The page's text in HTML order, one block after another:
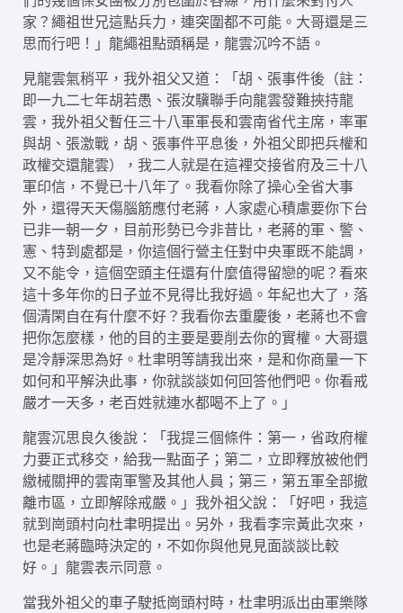
家？繩祖世兄這點兵力，連突圍都不可能。大哥還是三
思而行吧！」龍繩祖點頭稱是，龍雲沉吟不語。
見龍雲氣稍平，我外祖父又道：「胡、張事件後（註：
即一九二七年胡若愚、張汝驥聯手向龍雲發難挾持龍
雲，我外祖父暫任三十八軍軍長和雲南省代主席，率軍
與胡、張激戰，胡、張事件平息後，外祖父即把兵權和
政權交還龍雲），我二人就是在這裡交接省府及三十八
軍印信，不覺已十八年了。我看你除了操心全省大事
外，還得天天傷腦筋應付老蔣，人家處心積慮要你下台
已非一朝一夕，目前形勢已今非昔比，老蔣的軍、警、
憲、特到處都是，你這個行營主任對中央軍既不能調，
又不能令，這個空頭主任還有什麼值得留戀的呢？看來
這十多年你的日子並不見得比我好過。年紀也大了，落
個清閑自在有什麼不好？我看你去重慶後，老蔣也不會
把你怎麼樣，他的目的主要是要削去你的實權。大哥還
是冷靜深思為好。杜聿明等請我出來，是和你商量一下
如何和平解決此事，你就談談如何回答他們吧。你看戒
嚴才一天多，老百姓就連水都喝不上了。」
龍雲沉思良久後說：「我提三個條件：第一，省政府權
力要正式移交，給我一點面子；第二，立即釋放被他們
繳械關押的雲南軍警及其他人員；第三，第五軍全部撤
離市區，立即解除戒嚴。」我外祖父說：「好吧，我這
就到崗頭村向杜聿明提出。另外，我看李宗黃此次來，
也是老蔣臨時決定的，不如你與他見見面談談比較
好。」龍雲表示同意。
當我外祖父的車子駛抵崗頭村時，杜聿明派出由軍樂隊